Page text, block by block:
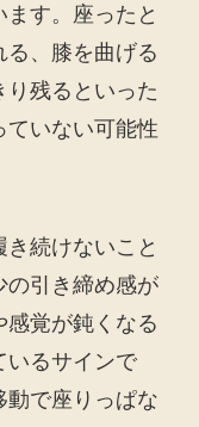
す。座ったと
る、膝を曲げる
り残るといった
ていない可能性
続けないこと
の引き締め感が
覚が鈍くなる
いるサインで
動で座りっぱな